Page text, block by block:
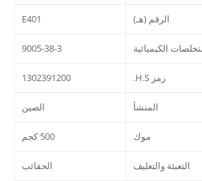
الرقم (هـ) E401
الكيميائية 9005-38-3
رمز H.S. 1302391200
المنشأ الصين
موك 500 كجم
التعبئة والتغليف الحقائب